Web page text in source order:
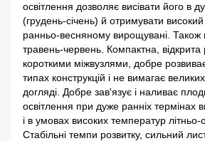
освітлення дозволяє висівати його в
(грудень-січень) й отримувати
ранньо-весняному вирощувані.
травень-червень. Компактна, відкрита
короткими міжвузлями, добре
типах конструкцій і не вимагає
догляді. Добре зав'язує і наливає
освітлення при дуже ранніх термінах
і в умовах високих температур літньо-
Стабільні темпи розвитку, сильний